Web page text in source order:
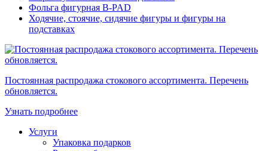
Фольга фигурная B-PAD
Ходячие, стоячие, сидячие фигуры и фигуры на
подставках
Постоянная распродажа стокового ассортимента. Перечень
обновляется.
Узнать подробнее
Услуги
Упаковка подарков